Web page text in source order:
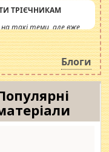
ТРІЄЧНИКАМ
такі теми, але вже
інсенуації
Штучно
катастрофа.
Блоги